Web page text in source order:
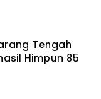
Tengah
Himpun 85